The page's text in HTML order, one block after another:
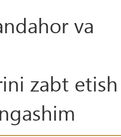
va
zabt etish